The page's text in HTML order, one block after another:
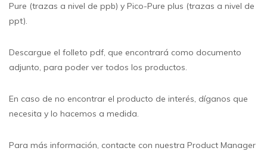
Pure (trazas a nivel de ppb) y Pico-Pure plus (trazas a nivel de
ppt).
Descargue el folleto pdf, que encontrará como documento
adjunto, para poder ver todos los productos.
En caso de no encontrar el producto de interés, díganos que
necesita y lo hacemos a medida.
Para más información, contacte con nuestra Product Manager